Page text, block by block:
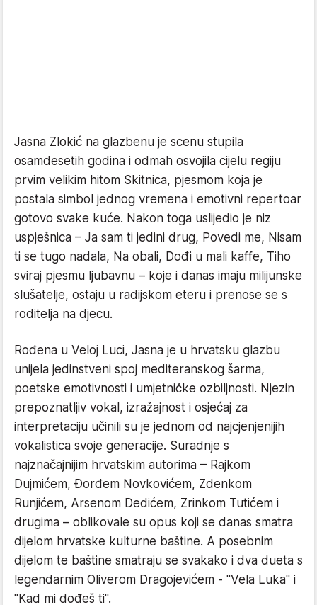
Jasna Zlokić na glazbenu je scenu stupila
osamdesetih godina i odmah osvojila cijelu regiju
prvim velikim hitom Skitnica, pjesmom koja je
postala simbol jednog vremena i emotivni repertoar
gotovo svake kuće. Nakon toga uslijedio je niz
uspješnica – Ja sam ti jedini drug, Povedi me, Nisam
ti se tugo nadala, Na obali, Dođi u mali kaffe, Tiho
sviraj pjesmu ljubavnu – koje i danas imaju milijunske
slušatelje, ostaju u radijskom eteru i prenose se s
roditelja na djecu.
Rođena u Veloj Luci, Jasna je u hrvatsku glazbu
unijela jedinstveni spoj mediteranskog šarma,
poetske emotivnosti i umjetničke ozbiljnosti. Njezin
prepoznatljiv vokal, izražajnost i osjećaj za
interpretaciju učinili su je jednom od najcjenjenijih
vokalistica svoje generacije. Suradnje s
najznačajnijim hrvatskim autorima – Rajkom
Dujmićem, Đorđem Novkovićem, Zdenkom
Runjićem, Arsenom Dedićem, Zrinkom Tutićem i
drugima – oblikovale su opus koji se danas smatra
dijelom hrvatske kulturne baštine. A posebnim
dijelom te baštine smatraju se svakako i dva dueta s
legendarnim Oliverom Dragojevićem - "Vela Luka" i
"Kad mi dođeš ti".